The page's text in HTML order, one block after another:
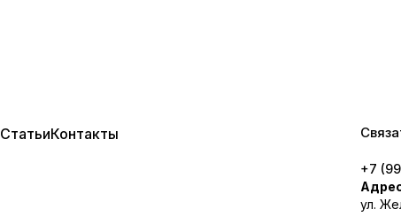
СтатьиКонтакты
+7
ул.